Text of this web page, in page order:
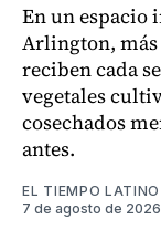
En un espacio
Arlington, más
reciben cada
vegetales
cosechados
antes.
EL TIEMPO
7 de agosto de 2026